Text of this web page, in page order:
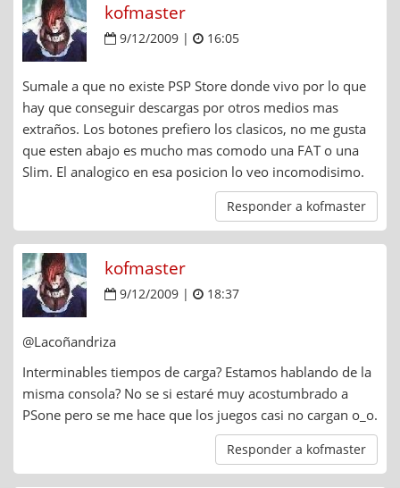
kofmaster
9/12/2009 | 16:05
Sumale a que no existe PSP Store donde vivo por lo que
hay que conseguir descargas por otros medios mas
extraños. Los botones prefiero los clasicos, no me gusta
que esten abajo es mucho mas comodo una FAT o una
Slim. El analogico en esa posicion lo veo incomodisimo.
Responder a kofmaster
kofmaster
9/12/2009 | 18:37
@Lacoñandriza
Interminables tiempos de carga? Estamos hablando de la
misma consola? No se si estaré muy acostumbrado a
PSone pero se me hace que los juegos casi no cargan o_o.
Responder a kofmaster